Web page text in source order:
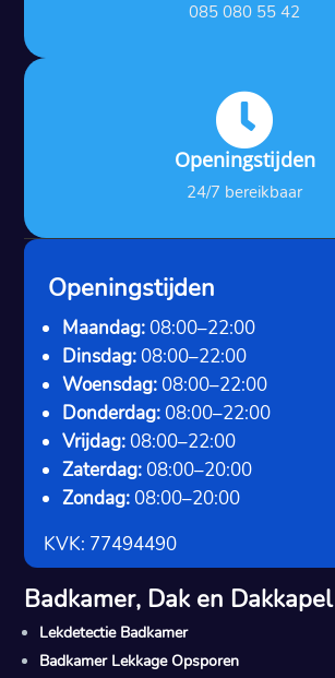
085 080 55 42

Openingstijden
24/7 bereikbaar
Openingstijden
Maandag: 08:00–22:00
Dinsdag: 08:00–22:00
Woensdag: 08:00–22:00
Donderdag: 08:00–22:00
Vrijdag: 08:00–22:00
Zaterdag: 08:00–20:00
Zondag: 08:00–20:00
KVK: 77494490
Badkamer, Dak en Dakkapel
Lekdetectie Badkamer
Badkamer Lekkage Opsporen